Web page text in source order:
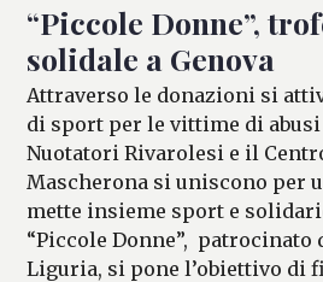
“Piccole Donne”,
solidale a Genova
Attraverso le donazioni si
di sport per le vittime di abusi
Nuotatori Rivarolesi e il
Mascherona si uniscono per
mette insieme sport e
“Piccole Donne”, patrocinato
Liguria, si pone l’obiettivo di